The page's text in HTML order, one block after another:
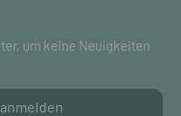
um keine Neuigkeiten